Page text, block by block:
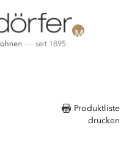
Produktliste
drucken